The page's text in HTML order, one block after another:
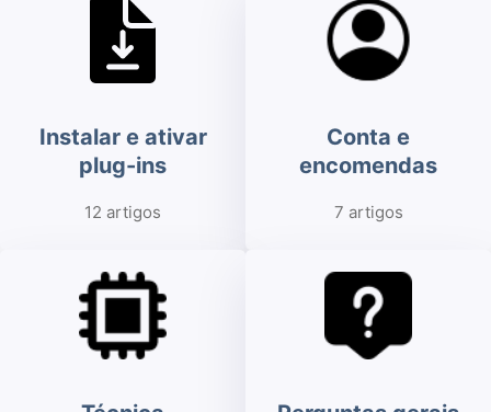
Instalar e ativar
plug-ins
12 artigos
Conta e
encomendas
7 artigos